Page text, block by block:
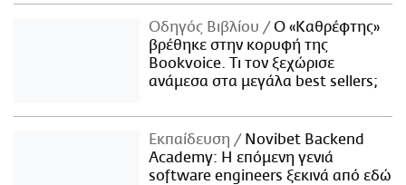
Οδηγός Βιβλίου
Ο «Καθρέφτης»
βρέθηκε στην κορυφή της
Bookvoice. Τι τον ξεχώρισε
ανάμεσα στα μεγάλα best sellers;
Εκπαίδευση
Novibet Backend
Academy: Η επόμενη γενιά
software engineers ξεκινά από εδώ